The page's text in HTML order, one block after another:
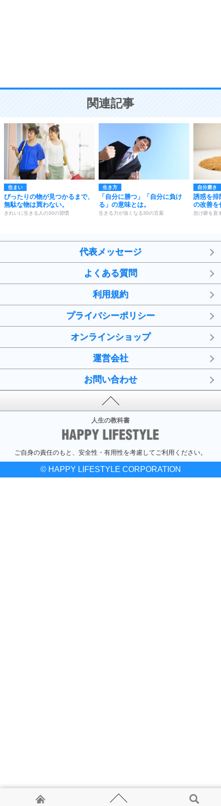
ことが大切。
関連記事
住まい
ぴったりの物が見つかるまで、
無駄な物は買わない。
きれいに生きる人の30の習慣
生き方
「自分に勝つ」「自分に負け
る」の意味とは。
生きる力が強くなる30の言葉
自分磨き
誘惑を排
の改善を
怠け癖を直
代表メッセージ
よくある質問
利用規約
プライバシーポリシー
オンラインショップ
運営会社
お問い合わせ
人生の教科書
ご自身の責任のもと、安全性・有用性を考慮してご利用ください。
© HAPPY LIFESTYLE CORPORATION